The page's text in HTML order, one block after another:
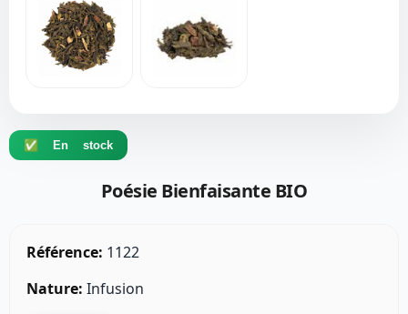
✅ En stock
Poésie Bienfaisante BIO
Référence: 1122
Nature: Infusion